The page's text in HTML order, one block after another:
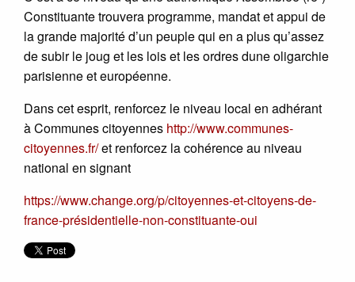
Constituante trouvera programme, mandat et appui de
la grande majorité d’un peuple qui en a plus qu’assez
de subir le joug et les lois et les ordres dune oligarchie
parisienne et européenne.
Dans cet esprit, renforcez le niveau local en adhérant
à Communes citoyennes http://www.communes-
citoyennes.fr/et renforcez la cohérence au niveau
national en signant
https://www.change.org/p/citoyennes-et-citoyens-de-
france-présidentielle-non-constituante-oui